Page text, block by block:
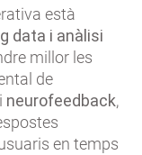
està
data i anàlisi
millor les
de
i neurofeedback,
en temps